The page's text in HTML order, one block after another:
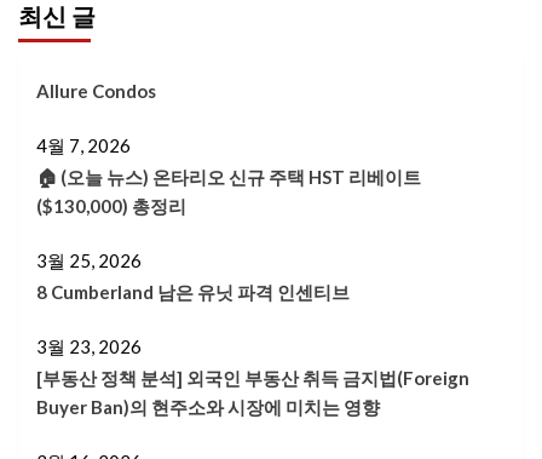
최신 글
Allure Condos
4월 7, 2026
🏠 (오늘 뉴스) 온타리오 신규 주택 HST 리베이트
($130,000) 총정리
3월 25, 2026
8 Cumberland 남은 유닛 파격 인센티브
3월 23, 2026
[부동산 정책 분석] 외국인 부동산 취득 금지법(Foreign
Buyer Ban)의 현주소와 시장에 미치는 영향